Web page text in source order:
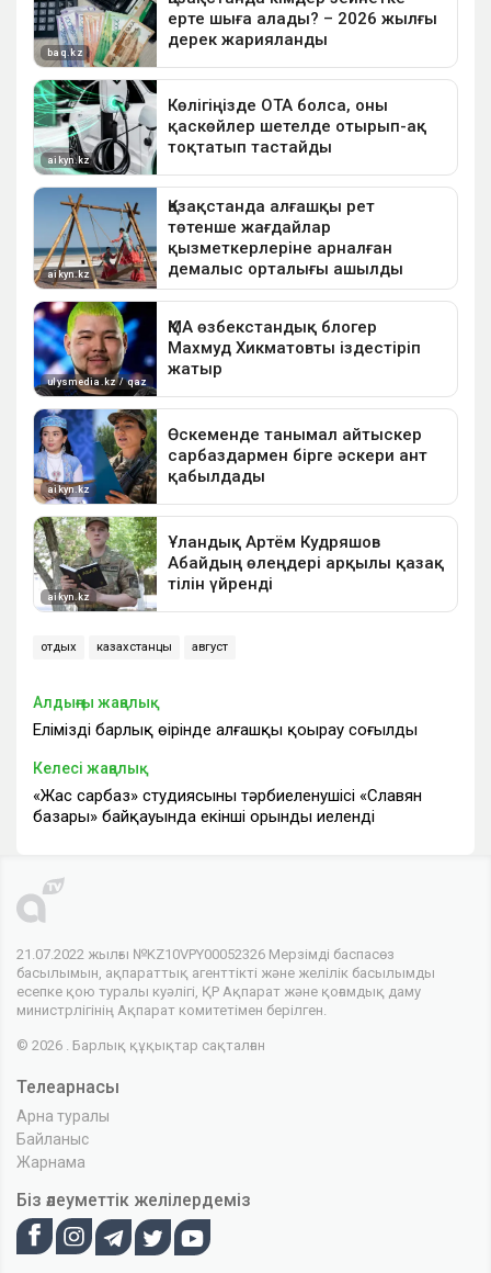
отдых казахстанцы август
Алдыңғы жаңалық
Еліміздің барлық өңірінде алғашқы қоңырау соғылды
Келесі жаңалық
«Жас сарбаз» студиясының тәрбиеленушісі «Славян
базары» байқауында екінші орынды иеленді
21.07.2022 жылғы №KZ10VPY00052326 Мерзімді баспасөз
басылымын, ақпараттық агенттікті және желілік басылымды
есепке қою туралы куәлігі, ҚР Ақпарат және қоғамдық даму
министрлігінің Ақпарат комитетімен берілген.
© 2026 . Барлық құқықтар сақталған
Телеарнасы
Арна туралы
Байланыс
Жарнама
Біз әлеуметтік желілердеміз